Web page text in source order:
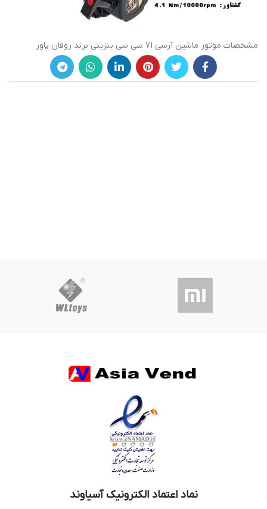
مشخصات موتور ماشین آرسی 71 سی سی بنزینی برند روفان پاور
نماد اعتماد الکترونیک آسیاوند